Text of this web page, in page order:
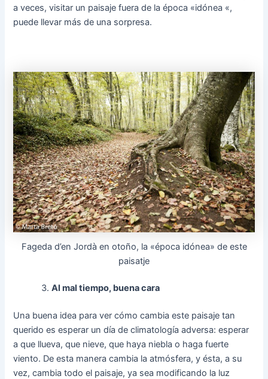
a veces, visitar un paisaje fuera de la época «idónea «,
puede llevar más de una sorpresa.
Fageda d’en Jordà en otoño, la «época idónea» de este
paisatje
Al mal tiempo, buena cara
Una buena idea para ver cómo cambia este paisaje tan
querido es esperar un día de climatología adversa: esperar
a que llueva, que nieve, que haya niebla o haga fuerte
viento. De esta manera cambia la atmósfera, y ésta, a su
vez, cambia todo el paisaje, ya sea modificando la luz